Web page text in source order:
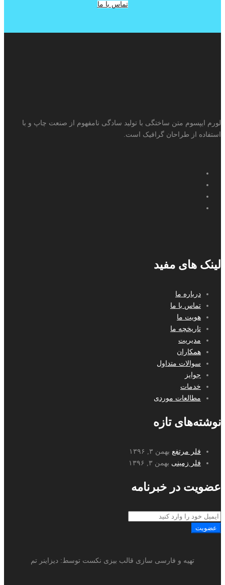
تماس با ما
لورم ایپسوم متن ساختگی با تولید سادگی نامفهوم از صنعت چاپ و با
استفاده از طراحان گرافیک است.
لینک های مفید
درباره ما
تماس با ما
هویت ما
تاریخچه ما
مدیریت
همکاران
سوالات متداول
جوایز
خدمات
مطالعات موردی
نوشته‌های تازه
فلر مرتفع بهمن ۳, ۱۳۹۶
فلر زمینی بهمن ۳, ۱۳۹۶
عضویت در خبرنامه
عضویت
تهیه و فارسی سازی قالب بیزی نکست توسط: دیزاینر تم